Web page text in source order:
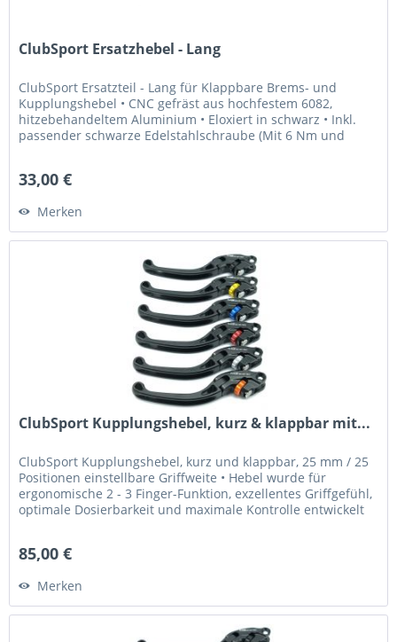
ClubSport Ersatzhebel - Lang
ClubSport Ersatzteil - Lang für Klappbare Brems- und
Kupplungshebel • CNC gefräst aus hochfestem 6082,
hitzebehandeltem Aluminium • Eloxiert in schwarz • Inkl.
passender schwarze Edelstahlschraube (Mit 6 Nm und
33,00 €
Merken
ClubSport Kupplungshebel, kurz & klappbar mit...
ClubSport Kupplungshebel, kurz und klappbar, 25 mm / 25
Positionen einstellbare Griffweite • Hebel wurde für
ergonomische 2 - 3 Finger-Funktion, exzellentes Griffgefühl,
optimale Dosierbarkeit und maximale Kontrolle entwickelt
85,00 €
Merken